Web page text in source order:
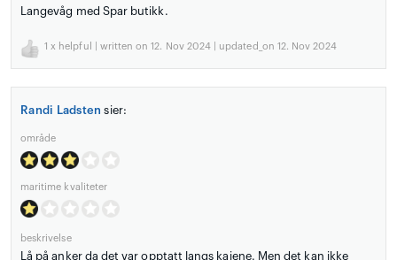
Langevåg med Spar butikk.
1 x helpful | written on 12. Nov 2024 | updated_on 12. Nov 2024
Randi Ladsten sier:
område
maritime kvaliteter
beskrivelse
Lå på anker da det var opptatt langs kaiene. Men det kan ikke